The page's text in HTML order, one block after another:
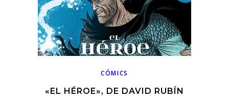
CÓMICS
«EL HÉROE», DE DAVID RUBÍN